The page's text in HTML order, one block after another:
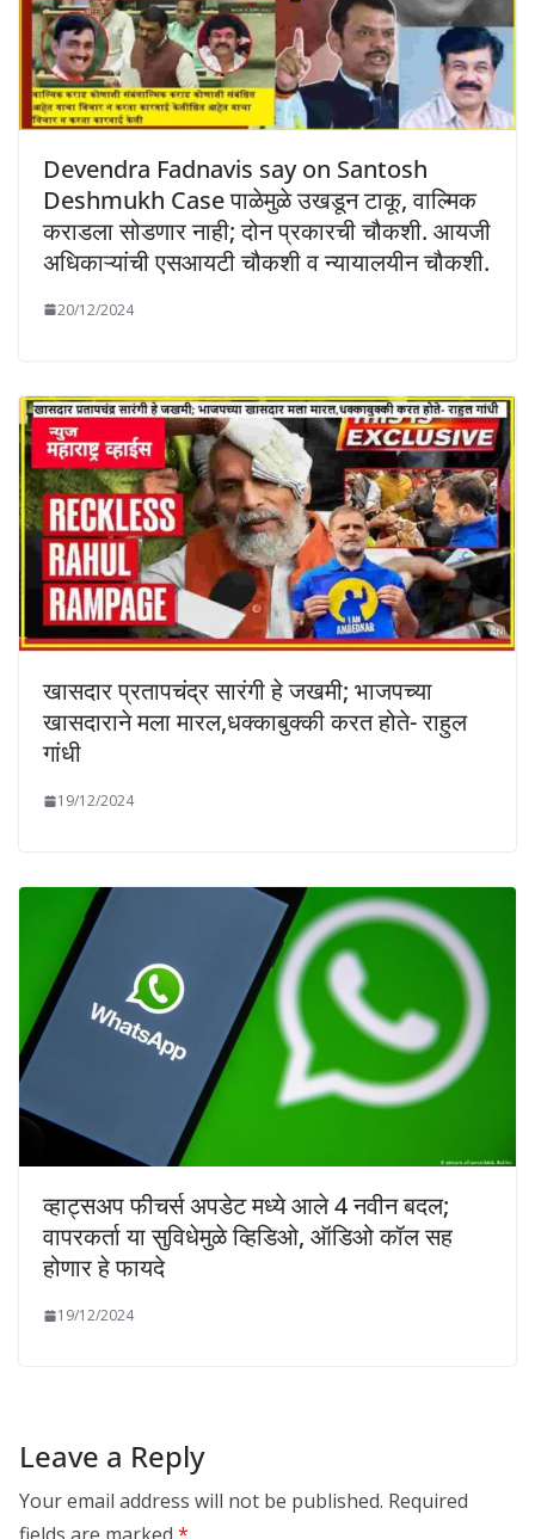
Devendra Fadnavis say on Santosh
Deshmukh Case पाळेमुळे उखडून टाकू, वाल्मिक
कराडला सोडणार नाही; दोन प्रकारची चौकशी. आयजी
अधिकाऱ्यांची एसआयटी चौकशी व न्यायालयीन चौकशी.
20/12/2024
खासदार प्रतापचंद्र सारंगी हे जखमी; भाजपच्या
खासदाराने मला मारल,धक्काबुक्की करत होते- राहुल
गांधी
19/12/2024
व्हाट्सअप फीचर्स अपडेट मध्ये आले 4 नवीन बदल;
वापरकर्ता या सुविधेमुळे व्हिडिओ, ऑडिओ कॉल सह
होणार हे फायदे
19/12/2024
Leave a Reply
Your email address will not be published. Required